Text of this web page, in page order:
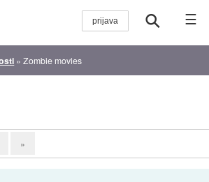
☰
»Zombie movies
»